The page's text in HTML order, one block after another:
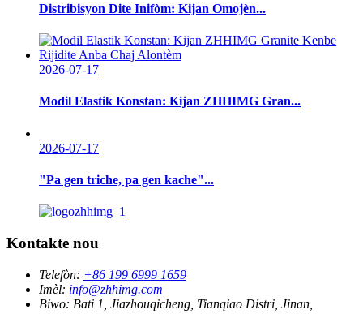
Distribisyon Dite Inifòm: Kijan Omojèn...
2026-07-17
Modil Elastik Konstan: Kijan ZHHIMG Gran...
2026-07-17
"Pa gen triche, pa gen kache"...
Kontakte nou
Telefòn: +86 199 6999 1659
Imèl: info@zhhimg.com
Biwo: Bati 1, Jiazhouqicheng, Tianqiao Distri, Jinan,